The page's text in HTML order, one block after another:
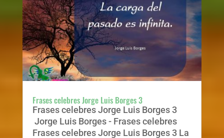
Frases celebres Jorge Luis Borges 3
Frases celebres Jorge Luis Borges 3
Jorge Luis Borges - Frases celebres
Frases celebres Jorge Luis Borges 3 La